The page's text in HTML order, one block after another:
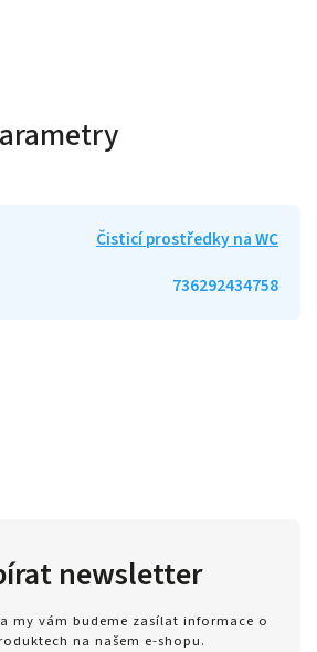
Čisticí prostředky na WC
736292434758
newsletter
my vám budeme zasílat informace o
na našem e-shopu.